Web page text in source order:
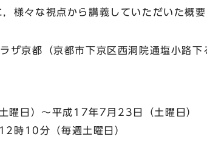
様々な視点から講義していただいた概要
都（京都市下京区西洞院通塩小路下
日）～平成17年7月23日（土曜日）
10分（毎週土曜日）